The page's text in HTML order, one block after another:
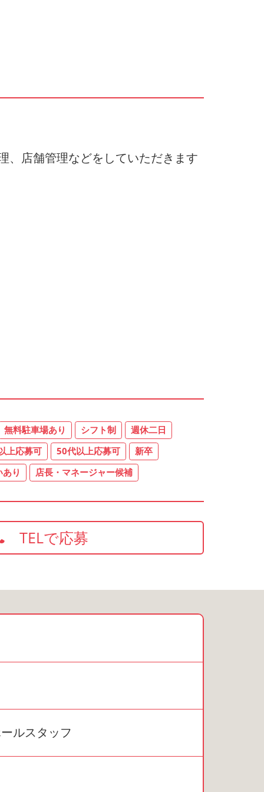
、店舗管理などをしていただきます
無料駐車場あり シフト制
週休二日
上応募可
50代以上応募可
新卒
り
店長・マネージャー候補
TELで応募
ルスタッフ